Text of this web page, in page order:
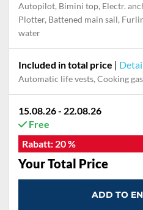
Autopilot, Bimini top, Electr.
Plotter, Battened main sail,
water
Included in total price |
Automatic life vests, Cooking gas, Dinghy, Final cleaning, Mooring in home marina during the whole
15.08.26 - 22.08.26
Free
Rabatt: 20 %
Your Total Price
ADD TO